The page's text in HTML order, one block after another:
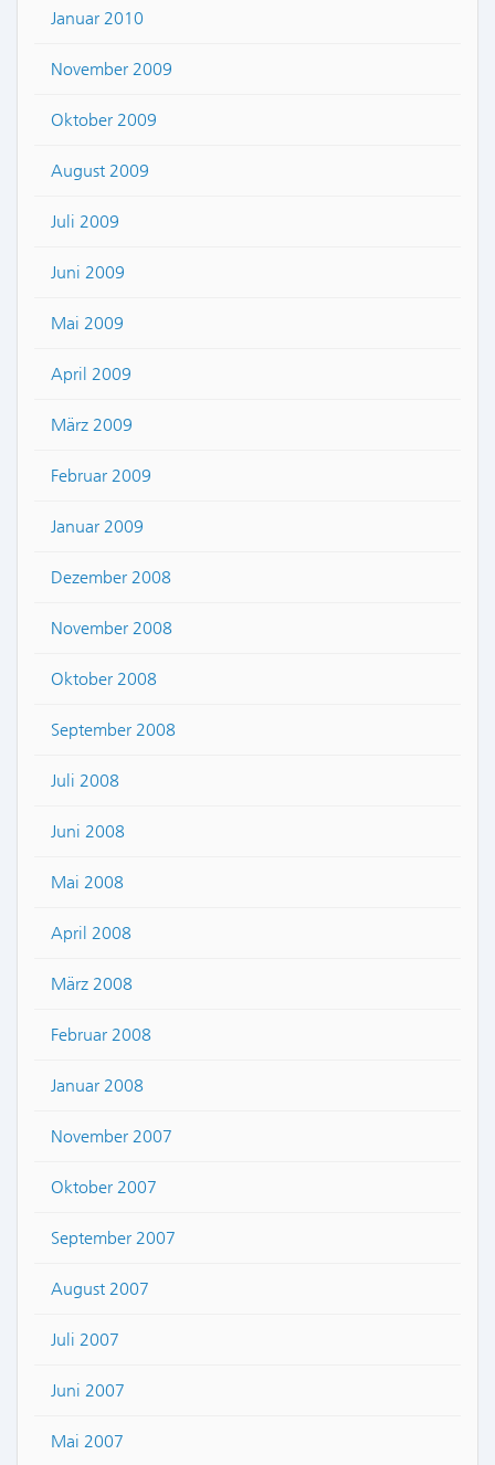
Januar 2010
November 2009
Oktober 2009
August 2009
Juli 2009
Juni 2009
Mai 2009
April 2009
März 2009
Februar 2009
Januar 2009
Dezember 2008
November 2008
Oktober 2008
September 2008
Juli 2008
Juni 2008
Mai 2008
April 2008
März 2008
Februar 2008
Januar 2008
November 2007
Oktober 2007
September 2007
August 2007
Juli 2007
Juni 2007
Mai 2007